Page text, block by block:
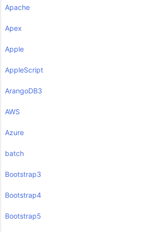
Apache
Apex
Apple
AppleScript
ArangoDB3
AWS
Azure
batch
Bootstrap3
Bootstrap4
Bootstrap5